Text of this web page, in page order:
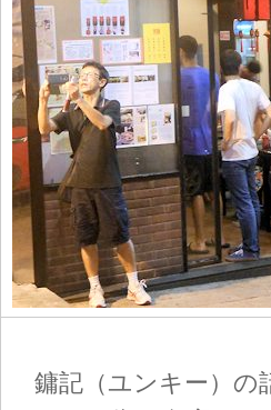
鏞記（ユンキー）の